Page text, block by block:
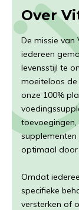
Over
De missie van
iedereen
levensstijl te
moeiteloos
onze 100%
optimaal door
Omdat
specifieke
versterken of